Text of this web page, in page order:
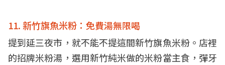
11. 新竹旗魚米粉：免費湯無限喝
提到延三夜市，就不能不提這間新竹旗魚米粉。店裡
的招牌米粉湯，選用新竹純米做的米粉當主食，彈牙